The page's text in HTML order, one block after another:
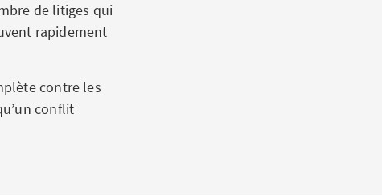
de litiges qui
rapidement
contre les
conflit